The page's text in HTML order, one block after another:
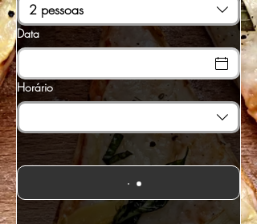
2 pessoas
Data
Horário